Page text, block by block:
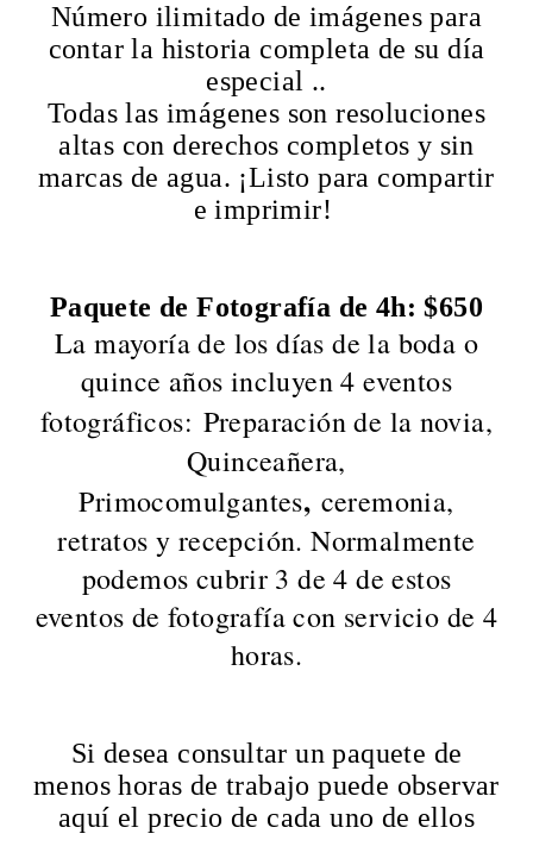
Número ilimitado de imágenes para
contar la historia completa de su día
especial ..
Todas las imágenes son resoluciones
altas con derechos completos y sin
marcas de agua. ¡Listo para compartir
e imprimir!
Paquete de Fotografía de 4h: $650
La mayoría de los días de la boda o
quince años incluyen 4 eventos
fotográficos: Preparación de la novia,
Quinceañera,
Primocomulgantes, ceremonia,
retratos y recepción. Normalmente
podemos cubrir 3 de 4 de estos
eventos de fotografía con servicio de 4
horas.
Si desea consultar un paquete de
menos horas de trabajo puede observar
aquí el precio de cada uno de ellos